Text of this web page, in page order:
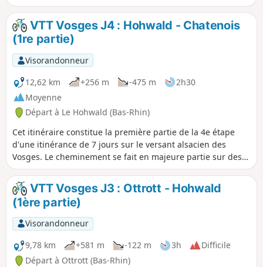
VTT Vosges J4 : Hohwald - Chatenois
(1re partie)
Visorandonneur
12,62 km
+256 m -475 m
2h30
Moyenne
Départ à Le Hohwald (Bas-Rhin)
Cet itinéraire constitue la première partie de la 4e étape
d'une itinérance de 7 jours sur le versant alsacien des
Vosges. Le cheminement se fait en majeure partie sur des
routes forestières en bon état. Le balisage, excellent, est
constitué de plaquettes sur lesquelles figurent un logo VTT
Orange ou Rouge accompagné de la mention TMV
(Traversée du Massif Vosgien).
VTT Vosges J3 : Ottrott - Hohwald
(1ère partie)
Visorandonneur
9,78 km
+581 m -122 m 3h
Difficile
Départ à Ottrott (Bas-Rhin)